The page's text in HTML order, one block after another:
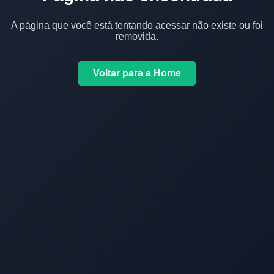
A página que você está tentando acessar não existe ou foi
removida.
Voltar para a Home